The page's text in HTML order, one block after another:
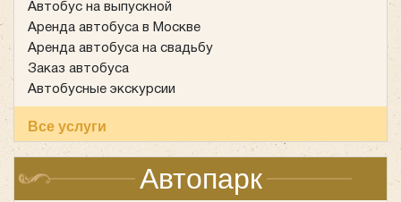
Автобус на выпускной
Аренда автобуса в Москве
Аренда автобуса на свадьбу
Заказ автобуса
Автобусные экскурсии
Все услуги
Автопарк